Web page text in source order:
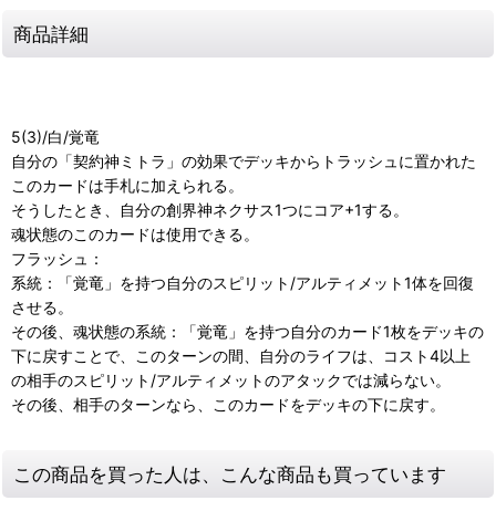
商品詳細
5(3)/白/覚竜
自分の「契約神ミトラ」の効果でデッキからトラッシュに置かれた
このカードは手札に加えられる。
そうしたとき、自分の創界神ネクサス1つにコア+1する。
魂状態のこのカードは使用できる。
フラッシュ：
系統：「覚竜」を持つ自分のスピリット/アルティメット1体を回復
させる。
その後、魂状態の系統：「覚竜」を持つ自分のカード1枚をデッキの
下に戻すことで、このターンの間、自分のライフは、コスト4以上
の相手のスピリット/アルティメットのアタックでは減らない。
その後、相手のターンなら、このカードをデッキの下に戻す。
この商品を買った人は、こんな商品も買っています